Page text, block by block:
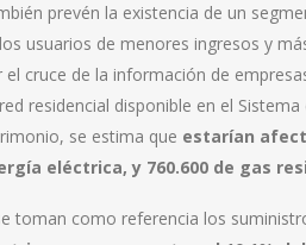
prevén la existencia de un
usuarios de menores ingresos y
el cruce de la información de
residencial disponible en el
se estima que estarían
eléctrica, y 760.600 de gas
toman como referencia los